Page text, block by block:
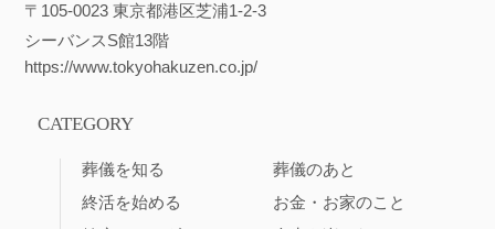
〒105-0023 東京都港区芝浦1-2-3
シーバンスS館13階
https://www.tokyohakuzen.co.jp/
CATEGORY
葬儀を知る
葬儀のあと
終活を始める
お金・お家のこと